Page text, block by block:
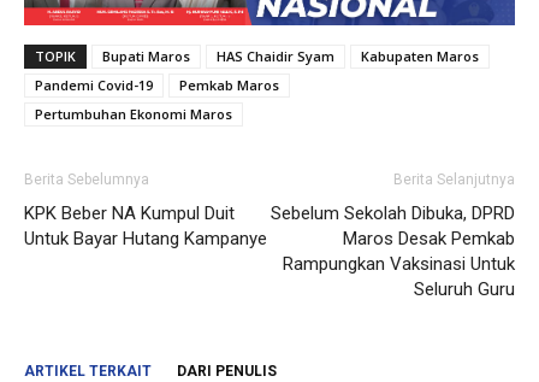
TOPIK Bupati Maros HAS Chaidir Syam
Kabupaten Maros
Pandemi Covid-19
Pemkab Maros
Pertumbuhan Ekonomi Maros
Berita Sebelumnya
KPK Beber NA Kumpul Duit
Untuk Bayar Hutang Kampanye
Berita Selanjutnya
Sebelum Sekolah Dibuka, DPRD
Maros Desak Pemkab
Rampungkan Vaksinasi Untuk
Seluruh Guru
ARTIKEL TERKAIT DARI PENULIS